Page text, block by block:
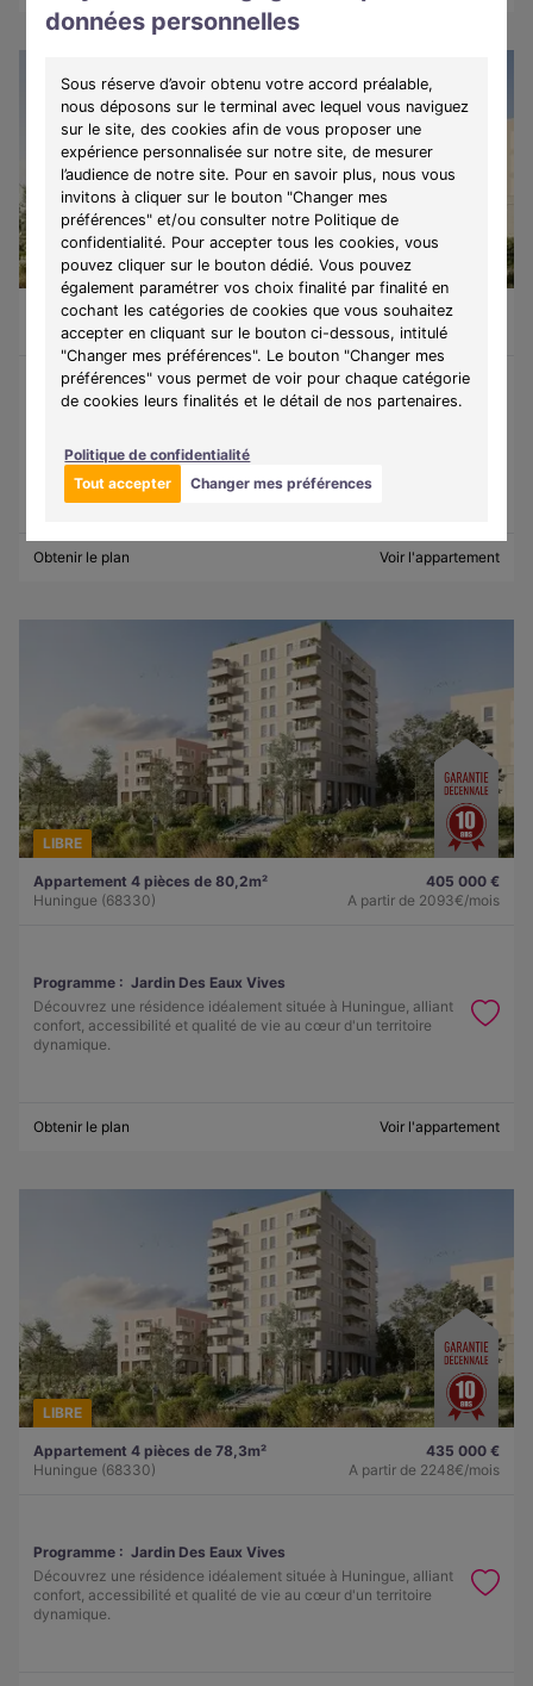
données personnelles
Sous réserve d’avoir obtenu votre accord préalable,
nous déposons sur le terminal avec lequel vous naviguez
sur le site, des cookies afin de vous proposer une
expérience personnalisée sur notre site, de mesurer
l’audience de notre site. Pour en savoir plus, nous vous
invitons à cliquer sur le bouton "Changer mes
préférences" et/ou consulter notre Politique de
confidentialité. Pour accepter tous les cookies, vous
pouvez cliquer sur le bouton dédié. Vous pouvez
également paramétrer vos choix finalité par finalité en
cochant les catégories de cookies que vous souhaitez
accepter en cliquant sur le bouton ci-dessous, intitulé
"Changer mes préférences". Le bouton "Changer mes
préférences" vous permet de voir pour chaque catégorie
de cookies leurs finalités et le détail de nos partenaires.
Politique de confidentialité
Tout accepter
Changer mes préférences
LIBRE
Appartement 4 pièces de 80,2m²
Huningue (68330)
391 000 €
A partir de2021€/mois
Programme :
Jardin Des Eaux Vives
confort, accessibilité et qualité de vie au cœur d'un territoire
dynamique.
Obtenir le plan Voir l'appartement
LIBRE
Appartement 4 pièces de 80,2m²
Huningue (68330)
405 000 €
A partir de 2093€/mois
Programme : Jardin Des Eaux Vives
Découvrez une résidence idéalement située à Huningue, alliant
confort, accessibilité et qualité de vie au cœur d'un territoire
dynamique.
Obtenir le plan Voir l'appartement
LIBRE
Appartement 4 pièces de 78,3m²
Huningue (68330)
435 000 €
A partir de 2248€/mois
Programme : Jardin Des Eaux Vives
Découvrez une résidence idéalement située à Huningue, alliant
confort, accessibilité et qualité de vie au cœur d'un territoire
dynamique.